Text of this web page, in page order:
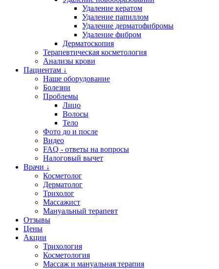
Удаление кератом
Удаление папиллом
Удаление дерматофибромы
Удаление фибром
Дерматоскопия
Терапевтическая косметология
Анализы крови
Пациентам ↓
Наше оборудование
Болезни
Проблемы
Лицо
Волосы
Тело
Фото до и после
Видео
FAQ - ответы на вопросы
Налоговый вычет
Врачи ↓
Косметолог
Дерматолог
Трихолог
Массажист
Мануальный терапевт
Отзывы
Цены
Акции
Трихология
Косметология
Массаж и мануальная терапия